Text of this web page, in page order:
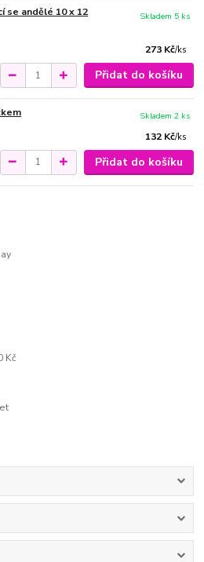
se andělé 10 x 12
273 Kč/ks
Skladem 5 ks
Přidat do košíku
132 Kč/ks
Skladem 2 ks
Přidat do košíku
Kč